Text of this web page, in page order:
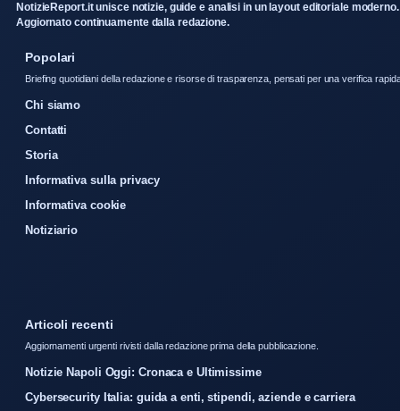
NotizieReport.it unisce notizie, guide e analisi in un layout editoriale moderno.
Aggiornato continuamente dalla redazione.
Popolari
Briefing quotidiani della redazione e risorse di trasparenza, pensati per una verifica
Chi siamo
Contatti
Storia
Informativa sulla privacy
Informativa cookie
Notiziario
Articoli recenti
Aggiornamenti urgenti rivisti dalla redazione prima della pubblicazione.
Notizie Napoli Oggi: Cronaca e Ultimissime
Cybersecurity Italia: guida a enti, stipendi, aziende e carriera